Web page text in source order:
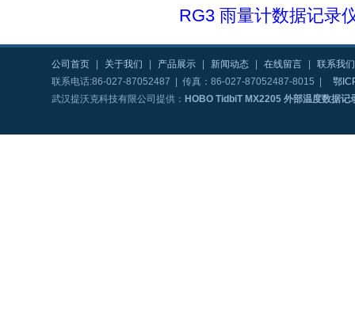
RG3 雨量计数据记录
公司首页 关于我们 产品展示 新闻动态 在线留言
联系我们
联系电话:86-027-87052487 | 传真：86-027-87052487-8015 |
鄂
武汉提沃克科技有限公司提供： HOBO TidbiT MX2205 外部温度数据记